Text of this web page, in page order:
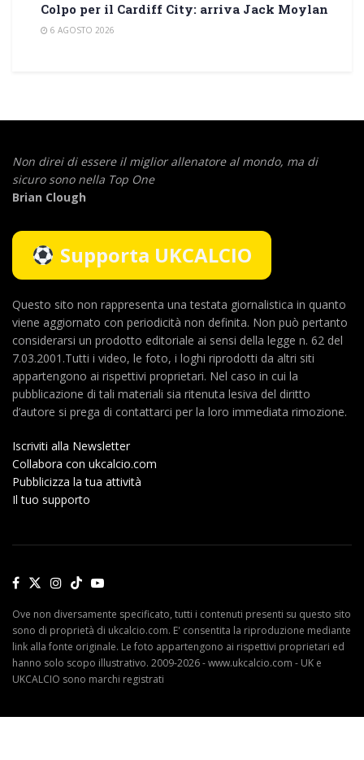
Colpo per il Cardiff City: arriva Jack Moylan
6 AGOSTO 2026
Non direi di essere il miglior allenatore al mondo, ma di
sicuro sono nella Top One
Brian Clough
Supporta UKCALCIO
Questo sito non rappresenta una testata giornalistica in quanto
viene aggiornato con periodicità non definita. Non può pertanto
considerarsi un prodotto editoriale ai sensi della legge n. 62 del
7.03.2001.Tutti i video, le foto, i loghi riprodotti da altri siti
appartengono ai rispettivi proprietari. Nel caso in cui la
pubblicazione di tali materiali sia ritenuta lesiva del diritto
d’autore si prega di contattarci per la loro immediata rimozione.
Iscriviti alla Newsletter
Collabora con ukcalcio.com
Pubblicizza la tua attività
Il tuo supporto
Ove non diversamente specificato, tutti i contenuti presenti su questo sito
sono di proprietà di ukcalcio.com. E' consentita la riproduzione mediante
link alla fonte originale. Le foto appartengono ai rispettivi proprietari ed
hanno solo scopo illustrativo. 2009-2026 - www.ukcalcio.com - UK e
UKCALCIO sono marchi registrati